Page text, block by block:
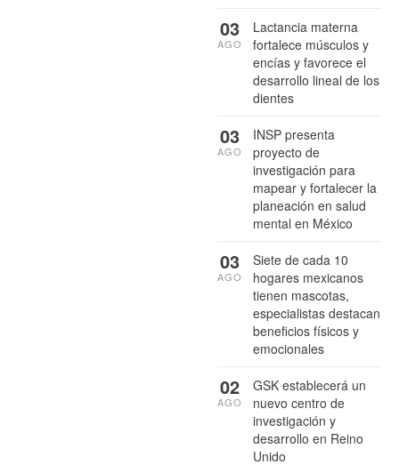
Lactancia materna
fortalece músculos y
encías y favorece el
desarrollo lineal de los
dientes
03
AGO
INSP presenta
proyecto de
investigación para
mapear y fortalecer la
planeación en salud
mental en México
03
AGO
Siete de cada 10
hogares mexicanos
tienen mascotas,
especialistas destacan
beneficios físicos y
emocionales
03
AGO
GSK establecerá un
nuevo centro de
investigación y
desarrollo en Reino
Unido
02
AGO